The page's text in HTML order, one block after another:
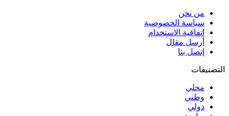
من نحن
سياسة الخصوصية
اتفاقية الاستخدام
أرسل مقال
إتصل بنا
التصنيفات
محلي
وطني
دولي